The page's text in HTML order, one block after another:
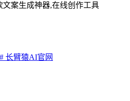
案生成神器,在线创作工具
# 长臂猿AI官网